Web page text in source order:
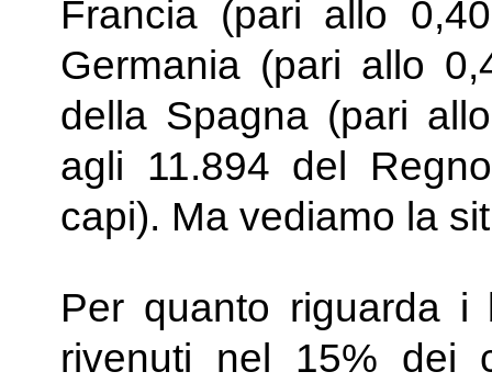
Francia (pari allo
Germania (pari allo
della Spagna (pari
agli 11.894 del
capi). Ma vediamo la
Per quanto riguarda i
rivenuti nel 15% dei